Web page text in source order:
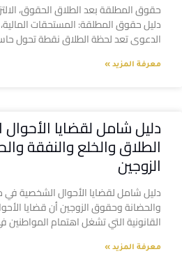
حقوق المطلقة بعد الطلاق الحقوق،
دليل حقوق المطلقة: المستحقات
الدعوى تعد لحظة الطلاق نقطة تحول
معرفة المزيد »
دليل شامل لقضايا
الطلاق والخلع والنفقة
الزوجين
دليل شامل لقضايا الأحوال الشخصية في
والحضانة وحقوق الزوجين أن قضايا
القانونية التي تشغل اهتمام المواطنين
معرفة المزيد »